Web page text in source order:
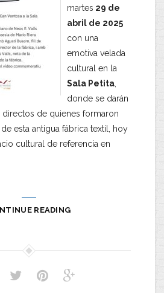
martes 29 de
abril de 2025
con una
emotiva velada
cultural en la
Sala Petita
donde se darán
directos de quienes formaron
esta antigua fábrica textil, hoy
cultural de referencia en
READING